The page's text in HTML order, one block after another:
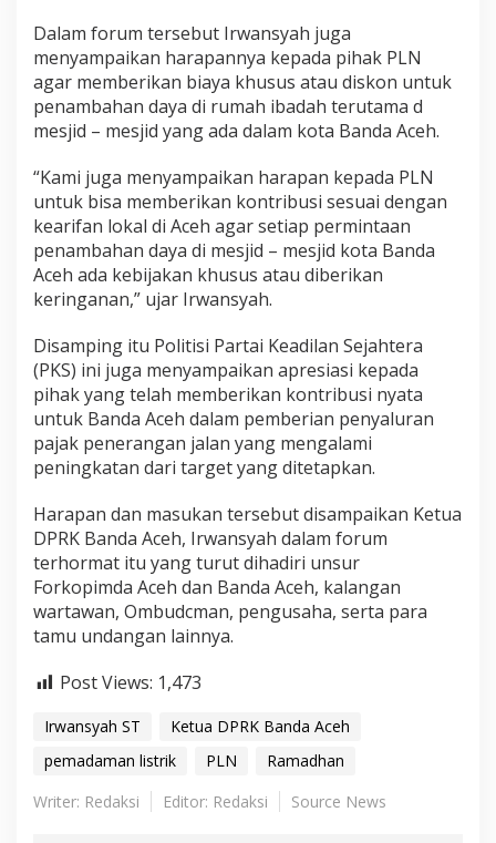
i
s
t
r
i
k
i
B
u
a
n
R
m
a
d
h
a
n
Dalam forum tersebut Irwansyah juga
menyampaikan harapannya kepada pihak PLN
agar memberikan biaya khusus atau diskon untuk
penambahan daya di rumah ibadah terutama d
mesjid – mesjid yang ada dalam kota Banda Aceh.
“Kami juga menyampaikan harapan kepada PLN
untuk bisa memberikan kontribusi sesuai dengan
kearifan lokal di Aceh agar setiap permintaan
penambahan daya di mesjid – mesjid kota Banda
Aceh ada kebijakan khusus atau diberikan
keringanan,” ujar Irwansyah.
Disamping itu Politisi Partai Keadilan Sejahtera
(PKS) ini juga menyampaikan apresiasi kepada
pihak yang telah memberikan kontribusi nyata
untuk Banda Aceh dalam pemberian penyaluran
pajak penerangan jalan yang mengalami
peningkatan dari target yang ditetapkan.
Harapan dan masukan tersebut disampaikan Ketua
DPRK Banda Aceh, Irwansyah dalam forum
terhormat itu yang turut dihadiri unsur
Forkopimda Aceh dan Banda Aceh, kalangan
wartawan, Ombudcman, pengusaha, serta para
tamu undangan lainnya.
Post Views: 1,473
Irwansyah ST
Ketua DPRK Banda Aceh
pemadaman listrik
PLN
Ramadhan
Writer: Redaksi
Editor: Redaksi Source News